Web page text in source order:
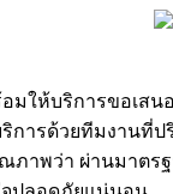
มให้บริการขอเสน
การด้วยทีมงานที่
ภาพว่า ผ่านมาตร